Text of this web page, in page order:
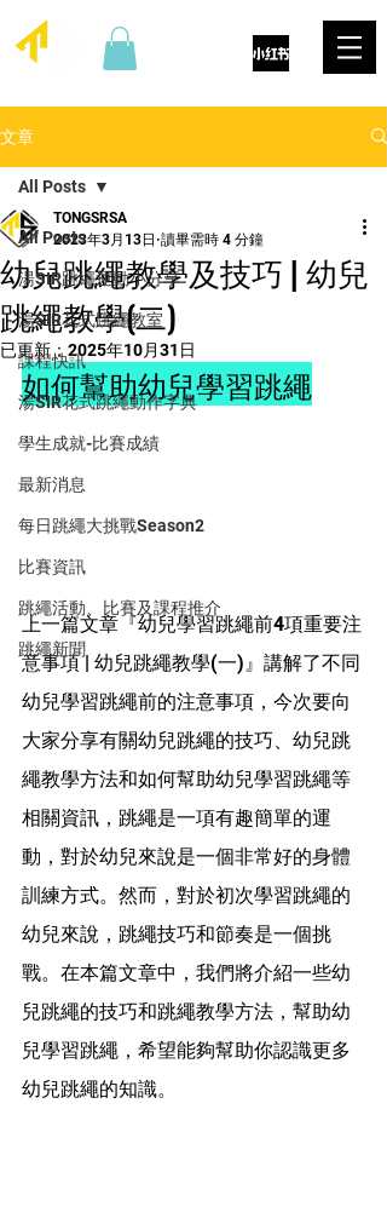
文章
All Posts
湯SIR跳繩運動小分享
湯SIR花式跳繩教室
課程快訊
湯SIR花式跳繩動作字典
學生成就-比賽成績
最新消息
每日跳繩大挑戰Season2
比賽資訊
跳繩活動、比賽及課程推介
跳繩新聞
All Posts
幼兒跳繩教學及技巧 | 幼兒
跳繩教學(二)
TONGSRSA
2023年3月13日 讀畢需時 4 分鐘
已更新： 2025年10月31日
如何幫助幼兒學習跳繩
上一篇文章『幼兒學習跳繩前4項重要注
意事項 | 幼兒跳繩教學(一)』講解了不同
幼兒學習跳繩前的注意事項，今次要向
大家分享有關幼兒跳繩的技巧、幼兒跳
繩教學方法和如何幫助幼兒學習跳繩等
相關資訊，跳繩是一項有趣簡單的運
動，對於幼兒來說是一個非常好的身體
訓練方式。然而，對於初次學習跳繩的
幼兒來說，跳繩技巧和節奏是一個挑
戰。在本篇文章中，我們將介紹一些幼
兒跳繩的技巧和跳繩教學方法，幫助幼
兒學習跳繩，希望能夠幫助你認識更多
幼兒跳繩的知識。